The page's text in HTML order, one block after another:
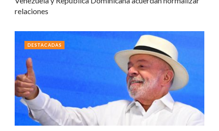
relaciones
DESTACADAS